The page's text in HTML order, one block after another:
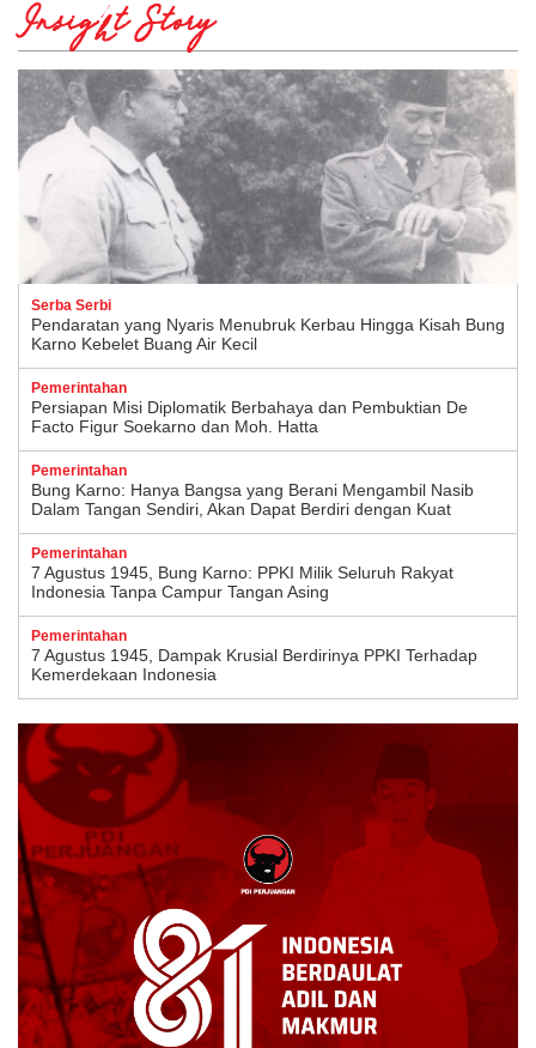
Insight Story
Serba Serbi
Pendaratan yang Nyaris Menubruk Kerbau Hingga Kisah Bung
Karno Kebelet Buang Air Kecil
Pemerintahan
Persiapan Misi Diplomatik Berbahaya dan Pembuktian De
Facto Figur Soekarno dan Moh. Hatta
Pemerintahan
Bung Karno: Hanya Bangsa yang Berani Mengambil Nasib
Dalam Tangan Sendiri, Akan Dapat Berdiri dengan Kuat
Pemerintahan
7 Agustus 1945, Bung Karno: PPKI Milik Seluruh Rakyat
Indonesia Tanpa Campur Tangan Asing
Pemerintahan
7 Agustus 1945, Dampak Krusial Berdirinya PPKI Terhadap
Kemerdekaan Indonesia